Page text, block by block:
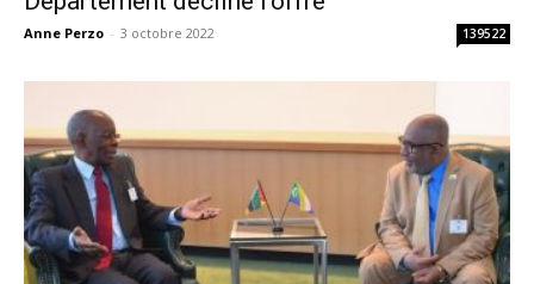
Anne Perzo - 3 octobre 2022 139522